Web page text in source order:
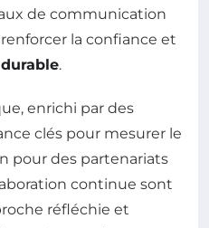
de communication
la confiance et
durable.
enrichi par des
clés pour mesurer le
pour des partenariats
continue sont
réfléchie et